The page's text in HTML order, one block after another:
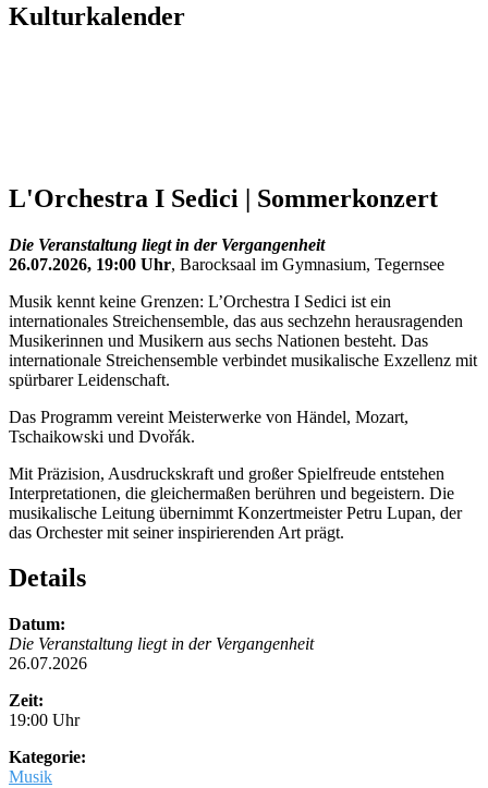
Kulturkalender
L'Orchestra I Sedici | Sommerkonzert
Die Veranstaltung liegt in der Vergangenheit
26.07.2026, 19:00 Uhr, Barocksaal im Gymnasium, Tegernsee
Musik kennt keine Grenzen: L’Orchestra I Sedici ist ein
internationales Streichensemble, das aus sechzehn herausragenden
Musikerinnen und Musikern aus sechs Nationen besteht. Das
internationale Streichensemble verbindet musikalische Exzellenz mit
spürbarer Leidenschaft.
Das Programm vereint Meisterwerke von Händel, Mozart,
Tschaikowski und Dvořák.
Mit Präzision, Ausdruckskraft und großer Spielfreude entstehen
Interpretationen, die gleichermaßen berühren und begeistern. Die
musikalische Leitung übernimmt Konzertmeister Petru Lupan, der
das Orchester mit seiner inspirierenden Art prägt.
Details
Datum:
Die Veranstaltung liegt in der Vergangenheit
26.07.2026
Zeit:
19:00 Uhr
Kategorie:
Musik